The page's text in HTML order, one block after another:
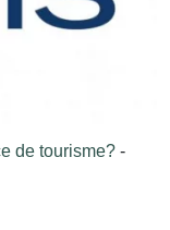
de tourisme? -